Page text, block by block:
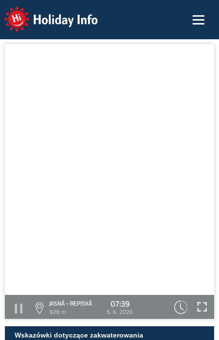
Holiday Info
JASNÁ - REPISKÁ
928 m
07:39
5. 6. 2026
Wskazówki dotyczące zakwaterowania